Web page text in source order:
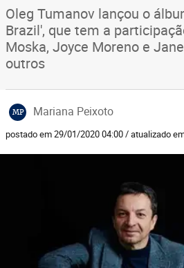
Oleg Tumanov lançou o
Brazil', que tem a
Moska, Joyce Moreno e
outros
MP Mariana Peixoto
postado em 29/01/2020 04:00 / atualizado